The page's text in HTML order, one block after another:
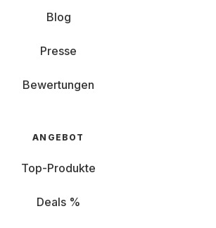
Blog
Presse
Bewertungen
ANGEBOT
Top-Produkte
Deals %